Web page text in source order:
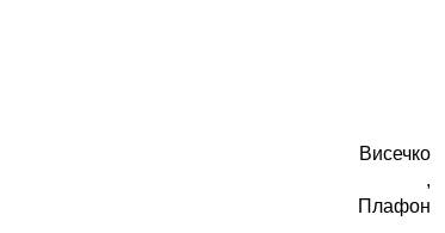
Висечко
,
Плафон